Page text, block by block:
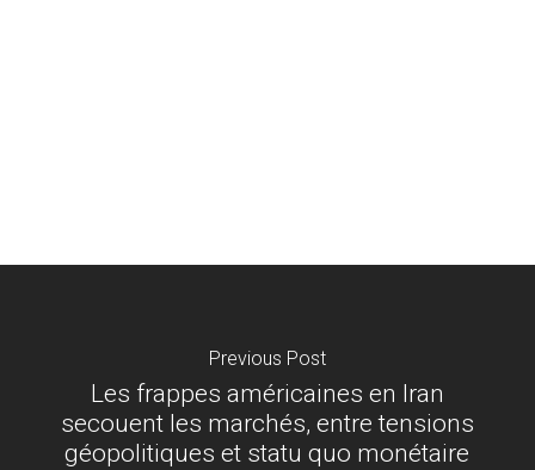
Previous Post
Les frappes américaines en Iran
secouent les marchés, entre tensions
géopolitiques et statu quo monétaire